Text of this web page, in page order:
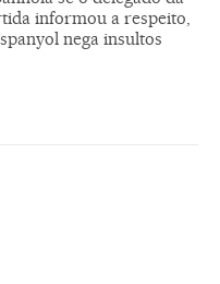
informou a respeito,
nega insultos